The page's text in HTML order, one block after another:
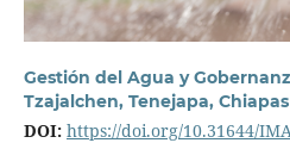
Gestión del Agua y
Tzajalchen, Tenejapa, Chiapas
DOI: https://doi.org/10.31644/